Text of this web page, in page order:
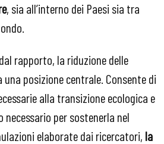
, sia all’interno dei Paesi sia tra
rapporto, la riduzione delle
posizione centrale. Consente di
alla transizione ecologica e
per sostenerla nel
elaborate dai ricercatori, la